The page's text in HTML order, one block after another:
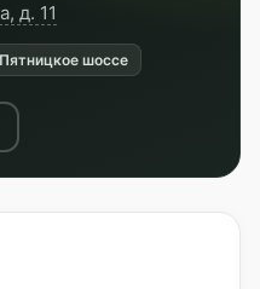
д. 11
Пятницкое шоссе